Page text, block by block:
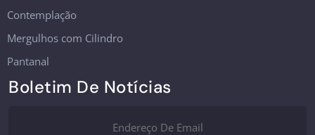
Contemplação
Mergulhos com Cilindro
Pantanal
Boletim De Notícias